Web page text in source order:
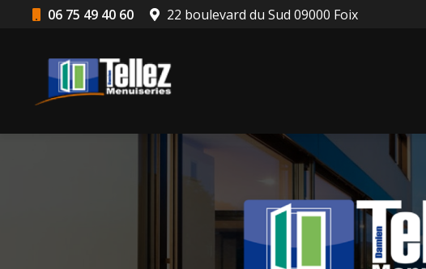
06 75 49 40 60 22 boulevard du Sud 09000 Foix